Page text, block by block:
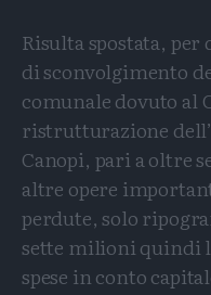
Risulta spostata,
di sconvolgimento
comunale dovuto al
ristrutturazione
Canopi, pari a oltre
altre opere
perdute, solo
sette milioni quindi
spese in conto